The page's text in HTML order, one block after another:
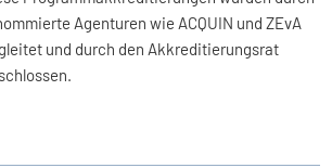
Agenturen wie ACQUIN und ZEvA
und durch den Akkreditierungsrat